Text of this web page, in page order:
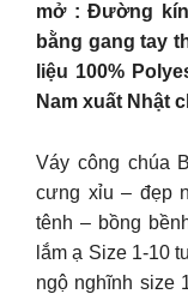
mở : Đường
bằng gang tay
liệu 100%
Nam xuất Nhật
Váy công chúa
cưng xỉu – đẹp
tênh – bồng
lắm ạ Size 1-10
ngộ nghĩnh size